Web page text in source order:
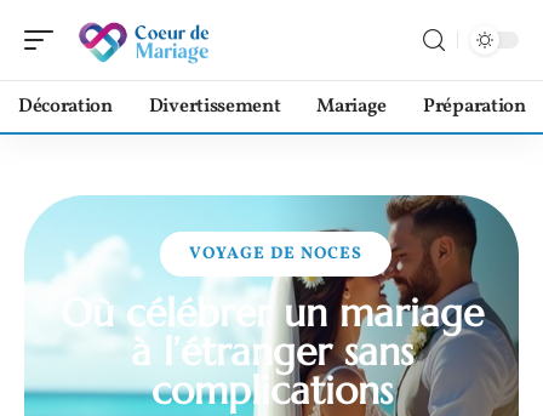
Décoration Divertissement Mariage Préparation
VOYAGE DE NOCES
Où célébrer un mariage
à l’étranger sans
complications